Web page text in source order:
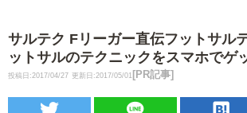
サルテク Fリーガー直伝フットサル
ットサルのテクニックをスマホでゲ
投稿日:2017/04/27 更新日:2017/05/01 [PR記事]